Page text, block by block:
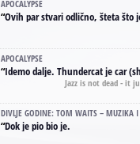
APOCALYPSE
“Ovih par stvari odlično, šteta što je leto pri kraju, a kaput koji te vervoatno
APOCALYPSE
“Idemo dalje. Thundercat je car
Jazz is not dead - it
DIVLJE GODINE: TOM WAITS – MUZIKA
“Dok je pio bio je.